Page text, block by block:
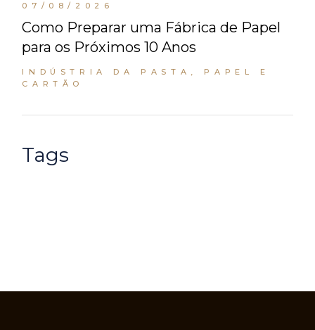
07/08/2026
Como Preparar uma Fábrica de Papel
para os Próximos 10 Anos
INDÚSTRIA DA PASTA, PAPEL E
CARTÃO
Tags